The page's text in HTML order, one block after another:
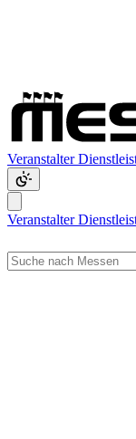
Veranstalter
Veranstalter